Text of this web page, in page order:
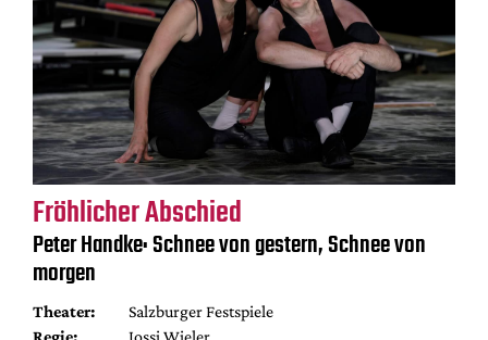
Fröhlicher Abschied
Peter Handke: Schnee von gestern, Schnee von
morgen
Theater:
Salzburger Festspiele
Regie:
Jossi Wieler